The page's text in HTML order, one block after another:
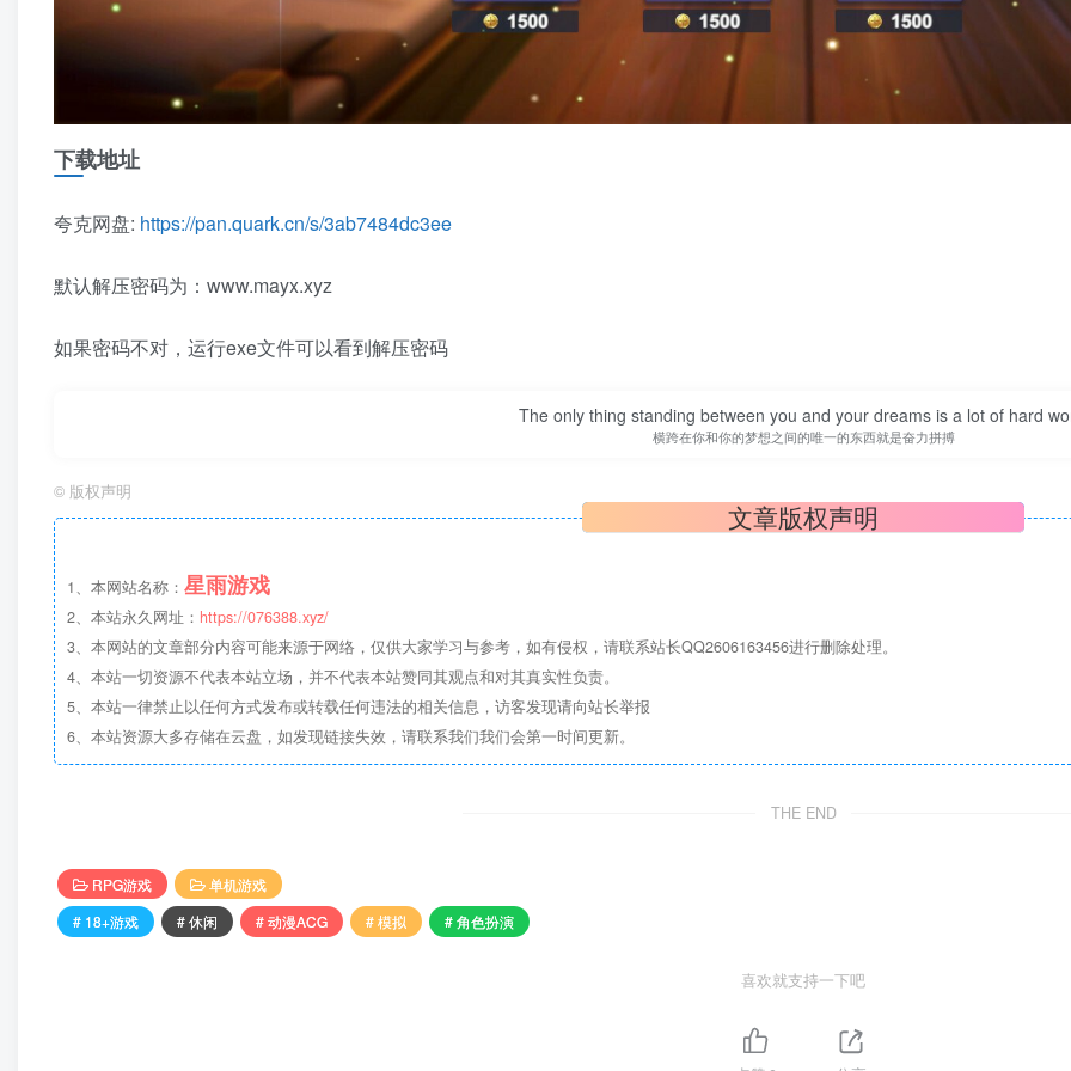
下载地址
夸克网盘: https://pan.quark.cn/s/3ab7484dc3ee
默认解压密码为：www.mayx.xyz
如果密码不对，运行exe文件可以看到解压密码
The only thing standing between you and your dreams is a lot of hard
横跨在你和你的梦想之间的唯一的东西就是奋力拼搏
© 版权声明
文章版权声明
1、本网站名称： 星雨游戏
2、本站永久网址： https://076388.xyz/
3、本网站的文章部分内容可能来源于网络，仅供大家学习与参考，如有侵权，请联系站长QQ2606163456进行删除处理。
4、本站一切资源不代表本站立场，并不代表本站赞同其观点和对其真实性负责。
5、本站一律禁止以任何方式发布或转载任何违法的相关信息，访客发现请向站长举报
6、本站资源大多存储在云盘，如发现链接失效，请联系我们我们会第一时间更新。
THE END
RPG游戏
单机游戏
# 18+游戏
# 休闲 # 动漫ACG # 模拟 # 角色扮演
喜欢就支持一下吧